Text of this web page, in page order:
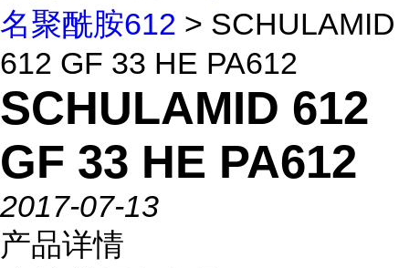
名聚酰胺612 > SCHULAMID
612 GF 33 HE PA612
SCHULAMID 612
GF 33 HE PA612
2017-07-13
产品详情